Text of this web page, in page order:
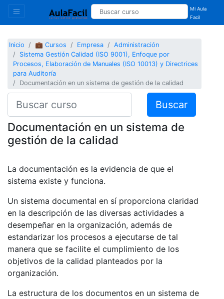
Mi Aula
Facil
Inicio 💼 Cursos Empresa
Administración
Sistema Gestión Calidad (ISO 9001), Enfoque por
Procesos, Elaboración de Manuales (ISO 10013) y Directrices
para Auditoría
Documentación en un sistema de gestión de la calidad
Buscar
Documentación en un sistema de
gestión de la calidad
La documentación es la evidencia de que el
sistema existe y funciona.
Un sistema documental en sí proporciona claridad
en la descripción de las diversas actividades a
desempeñar en la organización, además de
estandarizar los procesos a ejecutarse de tal
manera que se facilite el cumplimiento de los
objetivos de la calidad planteados por la
organización.
La estructura de los documentos en un sistema de